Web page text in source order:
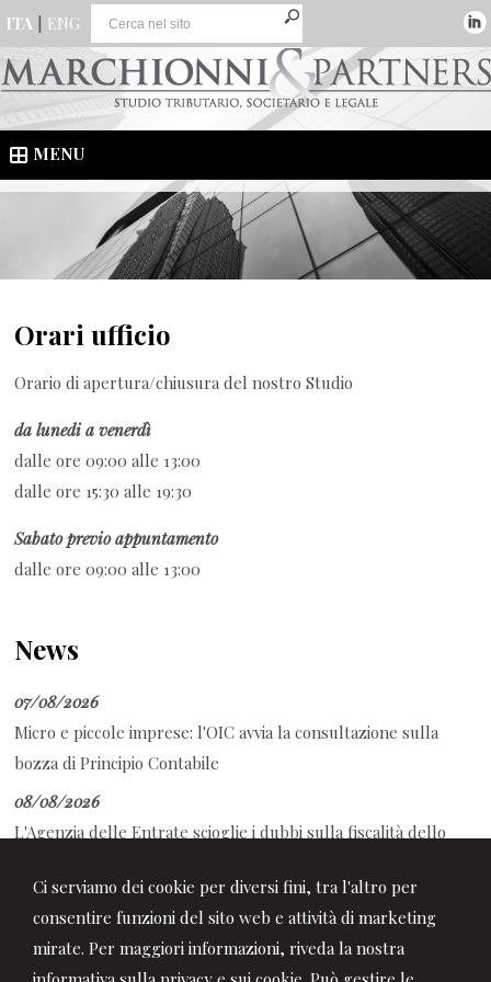
Ci serviamo dei cookie per diversi fini, tra l'altro per
consentire funzioni del sito web e attività di marketing
mirate. Per maggiori informazioni, riveda la nostra
ITA ENG
MENU
Orari ufficio
Orario di apertura/chiusura del nostro Studio
da lunedi a venerdì
dalle ore 09:00 alle 13:00
dalle ore 15:30 alle 19:30
Sabato previo appuntamento
dalle ore 09:00 alle 13:00
News
07/08/2026
Micro e piccole imprese: l'OIC avvia la consultazione sulla
bozza di Principio Contabile
08/08/2026
L'Agenzia delle Entrate scioglie i dubbi sulla fiscalità dello
08/08/2026
Decreto PA: tutte le novità in Gazzetta Ufficiale